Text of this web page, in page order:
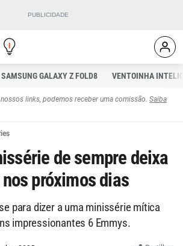
SAMSUNG GALAXY Z FOLD8 VENTOINHA
links, podemos receber uma comissão. Saiba
de sempre deixa
próximos dias
para dizer a uma minissérie mítica
impressionantes 6 Emmys.